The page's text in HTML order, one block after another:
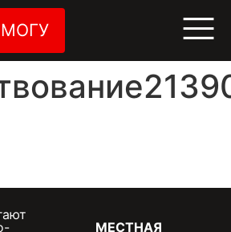
МЕСТНАЯ